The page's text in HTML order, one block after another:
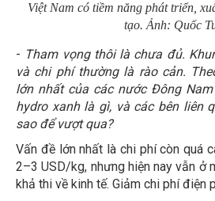
Việt Nam có tiềm năng phát triển,
tạo. Ảnh: Quốc
- Tham vọng thôi là chưa đủ.
và chi phí thường là rào cản.
lớn nhất của các nước Đông
hydro xanh là gì, và các bên liên
sao để vượt qua?
Vấn đề lớn nhất là chi phí còn quá
2–3 USD/kg, nhưng hiện nay vẫn ở
khả thi về kinh tế. Giảm chi phí điện